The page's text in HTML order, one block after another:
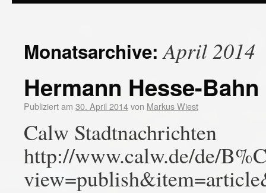
Monatsarchive:April 2014
Hermann Hesse-Bahn
Publiziert am 30. April 2014von Markus Wiest
Calw Stadtnachrichten
http://www.calw.de/de/